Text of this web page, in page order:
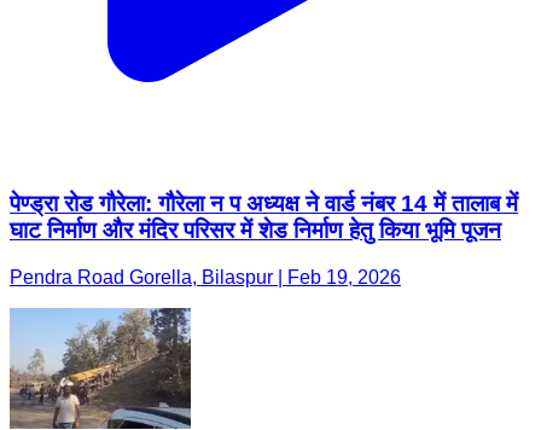
पेण्ड्रा रोड गौरेला: गौरेला न प अध्यक्ष ने वार्ड नंबर 14 में तालाब में
घाट निर्माण और मंदिर परिसर में शेड निर्माण हेतु किया भूमि पूजन
Pendra Road Gorella, Bilaspur | Feb 19, 2026